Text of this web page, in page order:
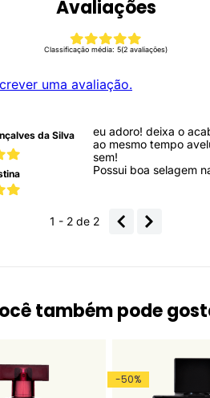
Avaliações
Classificação média: 5(2 avaliações)
uma avaliação.
da Silva
eu adoro! deixa o
ao mesmo tempo
sem!
Possui boa selagem
1 - 2 de 2
também pode
-50%